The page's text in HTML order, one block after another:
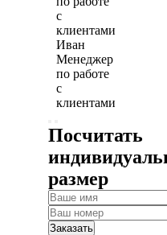
Иван
Менеджер
по работе
с
клиентами
Посчитать
размер
Заказать